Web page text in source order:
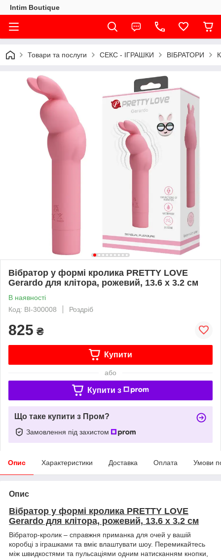
Intim Boutique
Товари та послуги СЕКС - ІГРАШКИ ВІБРАТОРИ
Вібратор у формі кролика PRETTY LOVE
Gerardo для клітора, рожевий, 13.6 х 3.2 см
В наявності
Код: BI-300008
Роздріб
825 ₴
Купити
або
Купити з
Що таке купити з Пром?
Замовлення під захистом
Опис Характеристики Доставка Оплата Умови
Опис
Вібратор у формі кролика PRETTY LOVE
Gerardo для клітора, рожевий, 13.6 х 3.2 см
Вібратор-кролик – справжня приманка для очей у вашій
коробці з іграшками та вміє влаштувати шоу. Перемикайтесь
між швидкостями та пульсаціями одним натисканням кнопки,